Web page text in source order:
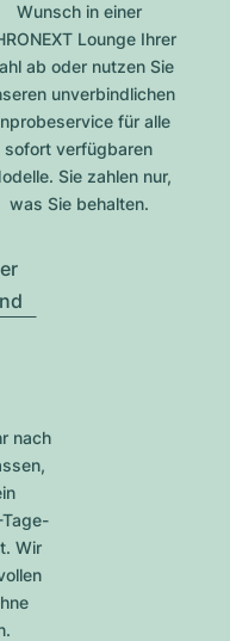
Wunsch in einer
Lounge Ihrer
ab oder nutzen Sie
unverbindlichen
für alle
sofort verfügbaren
Sie zahlen nur,
was Sie behalten.
nach
Wir